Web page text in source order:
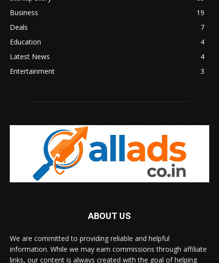
Business
19
Deals
7
Education
4
Latest News
4
Entertainment
3
ABOUT US
We are committed to providing reliable and helpful
information. While we may earn commissions through affiliate
links, our content is always created with the goal of helping